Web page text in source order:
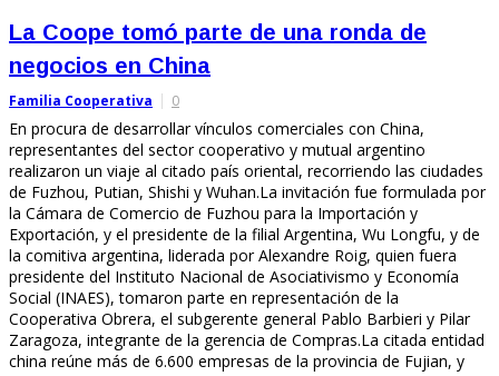
La Coope tomó parte de una ronda de
negocios en China
Familia Cooperativa 0
En procura de desarrollar vínculos comerciales con China,
representantes del sector cooperativo y mutual argentino
realizaron un viaje al citado país oriental, recorriendo las ciudades
de Fuzhou, Putian, Shishi y Wuhan.La invitación fue formulada por
la Cámara de Comercio de Fuzhou para la Importación y
Exportación, y el presidente de la filial Argentina, Wu Longfu, y de
la comitiva argentina, liderada por Alexandre Roig, quien fuera
presidente del Instituto Nacional de Asociativismo y Economía
Social (INAES), tomaron parte en representación de la
Cooperativa Obrera, el subgerente general Pablo Barbieri y Pilar
Zaragoza, integrante de la gerencia de Compras.La citada entidad
china reúne más de 6.600 empresas de la provincia de Fujian, y